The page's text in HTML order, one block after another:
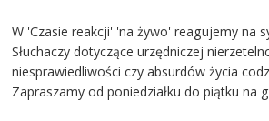
W 'Czasie reakcji' 'na żywo' reagujemy na
Słuchaczy dotyczące urzędniczej
niesprawiedliwości czy absurdów życia
Zapraszamy od poniedziałku do piątku na